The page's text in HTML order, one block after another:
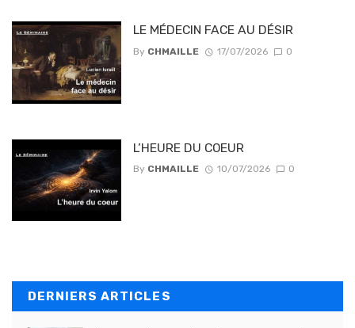
LE MÉDECIN FACE AU DÉSIR
By CHMAILLE 17/07/2026 0
L’HEURE DU COEUR
By CHMAILLE 10/07/2026 0
DERNIERS ARTICLES